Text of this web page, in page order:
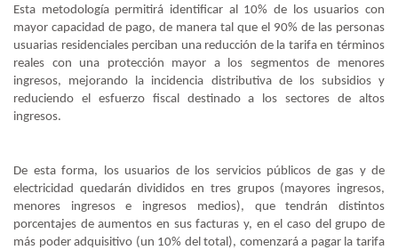
Esta metodología permitirá identificar al 10% de los usuarios con
mayor capacidad de pago, de manera tal que el 90% de las personas
usuarias residenciales perciban una reducción de la tarifa en términos
reales con una protección mayor a los segmentos de menores
ingresos, mejorando la incidencia distributiva de los subsidios y
reduciendo el esfuerzo fiscal destinado a los sectores de altos
ingresos.
De esta forma, los usuarios de los servicios públicos de gas y de
electricidad quedarán divididos en tres grupos (mayores ingresos,
menores ingresos e ingresos medios), que tendrán distintos
porcentajes de aumentos en sus facturas y, en el caso del grupo de
más poder adquisitivo (un 10% del total), comenzará a pagar la tarifa